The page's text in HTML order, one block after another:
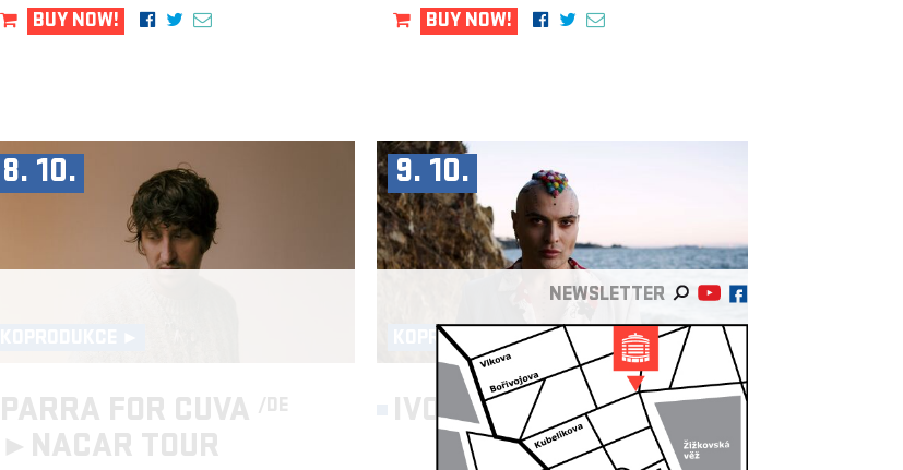
BUY NOW!
BUY NOW!
8. 10.
PARRA FOR CUVA /DE
► NACAR TOUR
9. 10.
KOPRODUKCE ►
IVO DIMČEV /BG
NEWSLETTER